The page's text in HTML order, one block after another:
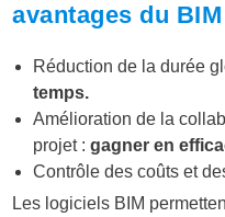
avantages du BIM
Réduction de la durée
temps.
Amélioration de la
projet :gagner en
Contrôle des coûts et
Les logiciels BIM